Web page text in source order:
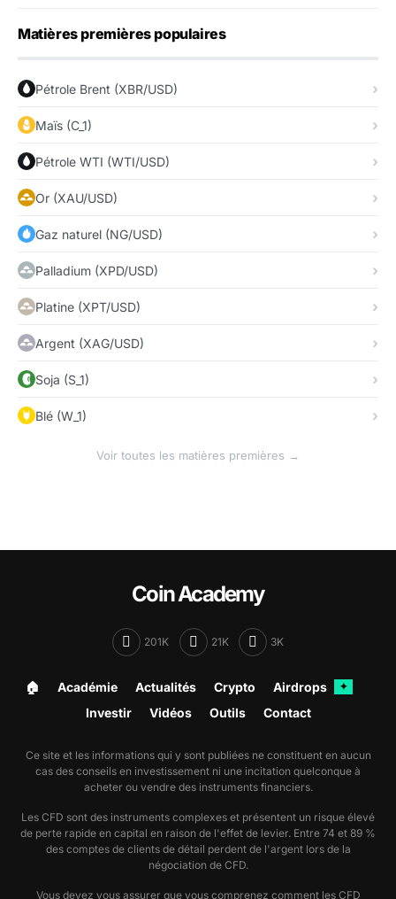
Matières premières populaires
Pétrole Brent (XBR/USD)
Maïs (C_1)
Pétrole WTI (WTI/USD)
Or (XAU/USD)
Gaz naturel (NG/USD)
Palladium (XPD/USD)
Platine (XPT/USD)
Argent (XAG/USD)
Soja (S_1)
Blé (W_1)
Voir toutes les matières premières →
Coin Academy
201K 21K 3K
🏠︎ Académie Actualités Crypto Airdrops ✦
Investir Vidéos Outils Contact
Ce site et les informations qui y sont publiées ne constituent en aucun
cas des conseils en investissement ni une incitation quelconque à
acheter ou vendre des instruments financiers.
Les CFD sont des instruments complexes et présentent un risque élevé
de perte rapide en capital en raison de l'effet de levier. Entre 74 et 89 %
des comptes de clients de détail perdent de l'argent lors de la
négociation de CFD.
Vous devez vous assurer que vous comprenez comment les CFD